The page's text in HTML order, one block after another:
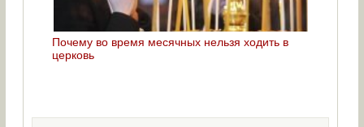
Почему во время месячных нельзя ходить в
церковь